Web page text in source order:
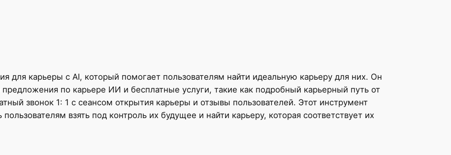
для карьеры с AI, который помогает пользователям найти идеальную карьеру для них. Он
по карьере ИИ и бесплатные услуги, такие как подробный карьерный путь от
звонок 1: 1 с сеансом открытия карьеры и отзывы пользователей. Этот инструмент
взять под контроль их будущее и найти карьеру, которая соответствует их